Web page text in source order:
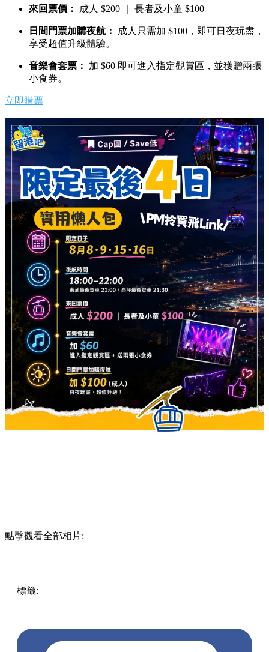
來回票價： 成人 $200 ｜ 長者及小童 $100
日間門票加購夜航：
成人只需加 $100，即可日夜玩盡，
享受超值升級體驗。
音樂會套票：
加 $60 即可進入指定觀賞區，並獲贈兩張
小食券。
立即購票
點擊觀看全部相片:
標籤: